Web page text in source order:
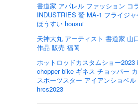
書道家 アパレル ファッション コ
INDUSTRIES 鷲 MA-1 フライジ
ほうすい housui
天神大丸 アーティスト 書道家 山
作品 販売 福岡
ホットロッドカスタムショー2023
chopper bike ギネス チョッパー
スポーツスター アイアンショベ
hrcs2023